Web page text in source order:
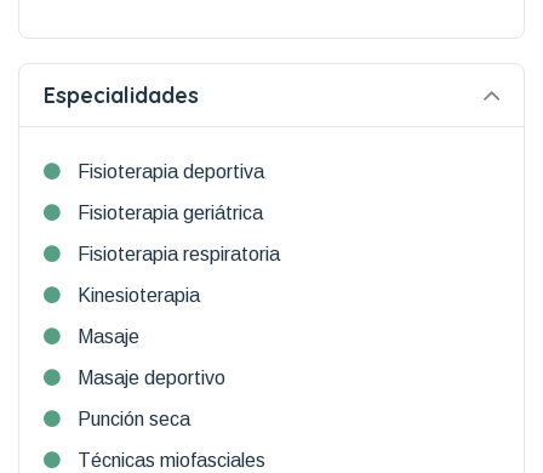
Especialidades
Fisioterapia deportiva
Fisioterapia geriátrica
Fisioterapia respiratoria
Kinesioterapia
Masaje
Masaje deportivo
Punción seca
Técnicas miofasciales